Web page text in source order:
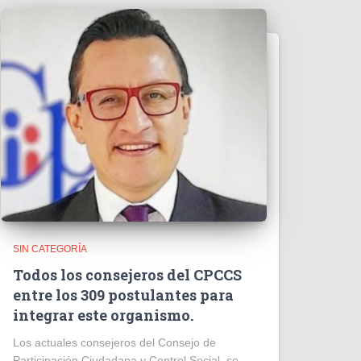
SIN CATEGORÍA
Todos los consejeros del CPCCS
entre los 309 postulantes para
integrar este organismo.
Los actuales consejeros del Consejo de